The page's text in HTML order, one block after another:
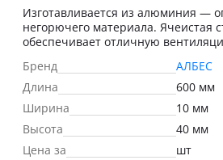
Изготавливается из алюминия —
негорючего материала. Ячеистая
обеспечивает отличную
Бренд
АЛБЕС
Длина
600 мм
Ширина
10 мм
Высота
40 мм
Цена за
шт